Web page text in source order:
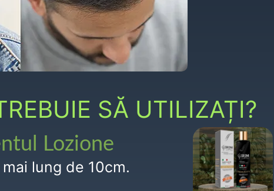
SĂ UTILIZAȚI?
Lozione
lung de 10cm.